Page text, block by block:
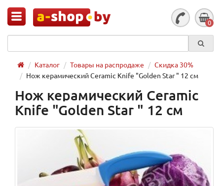
0
Каталог Товары на распродаже
Скидка 30%
Нож керамический Ceramic Knife "Golden Star " 12 см
Нож керамический Ceramic
Knife "Golden Star " 12 см